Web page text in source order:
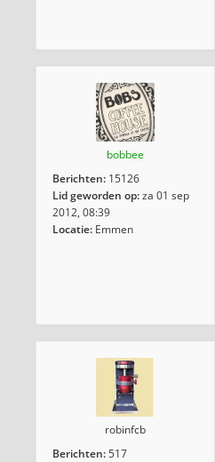
bobbee
Berichten: 15126
Lid geworden op:za 01 sep
2012, 08:39
Locatie: Emmen
robinfcb
Berichten:517